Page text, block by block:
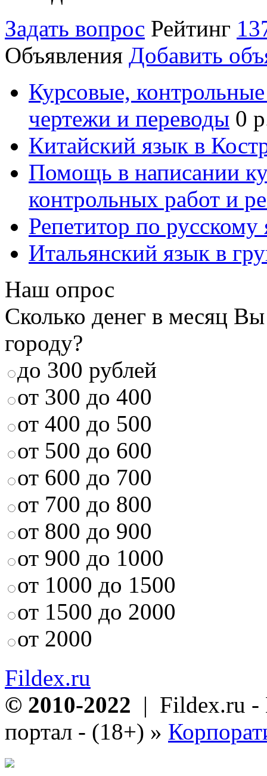
Задать вопрос Рейтинг
Объявления Добавить
Курсовые,
чертежи и переводы 0
Китайский язык в
Помощь в написании
контрольных работ и
Репетитор по русскому
Итальянский язык в
Наш опрос
Сколько денег в месяц
городу?
до 300 рублей
от 300 до 400
от 400 до 500
от 500 до 600
от 600 до 700
от 700 до 800
от 800 до 900
от 900 до 1000
от 1000 до 1500
от 1500 до 2000
от 2000
Fildex.ru
© 2010-2022 | Fildex.ru -
портал - (18+) »